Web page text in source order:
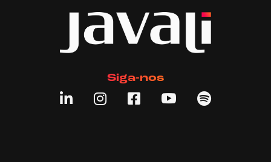
Siga-nos
    